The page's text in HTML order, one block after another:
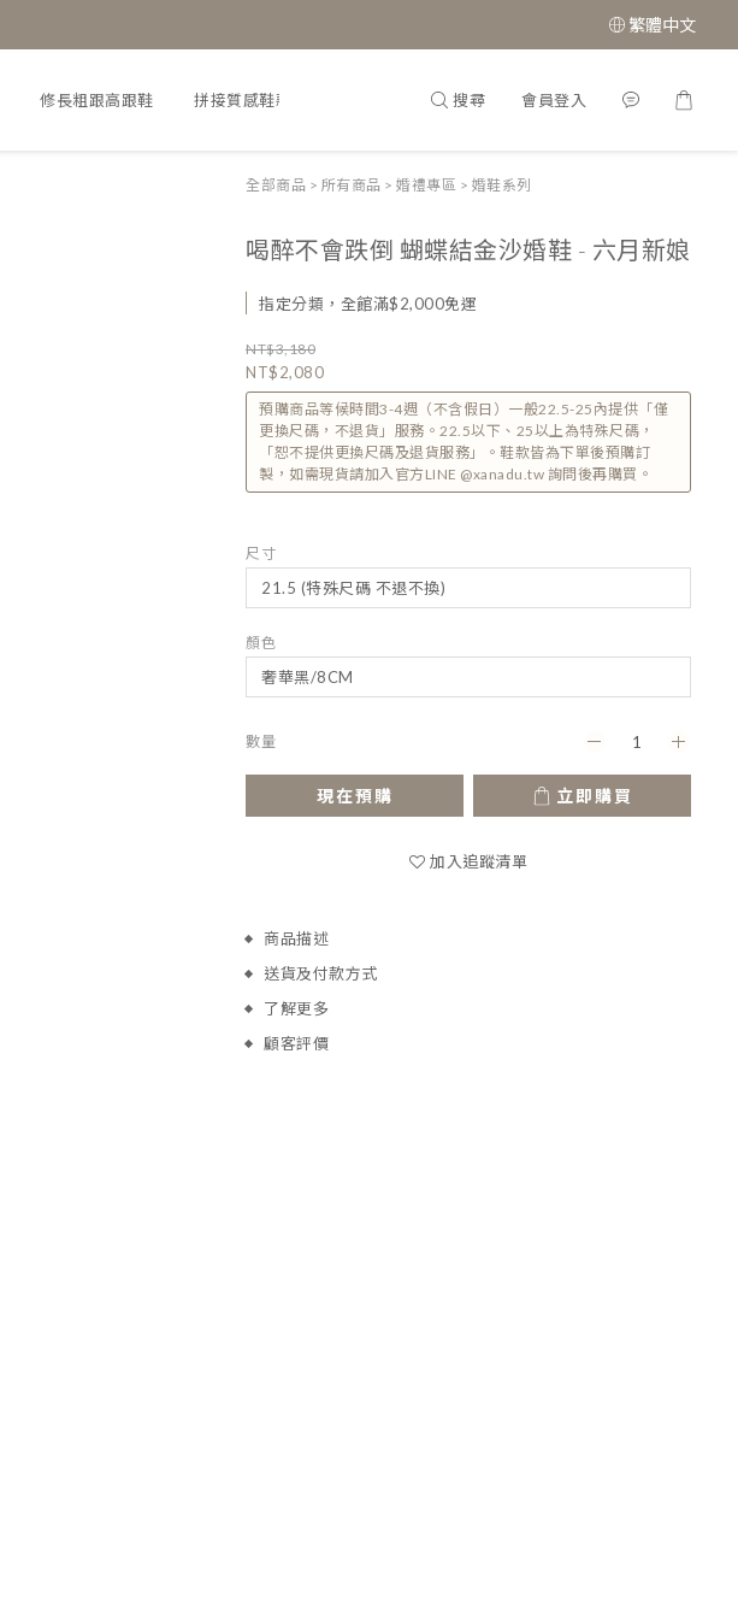
繁體中文
修長粗跟高跟鞋 拼接質感鞋款 搜尋 會員登入
全部商品 > 所有商品 > 婚禮專區 > 婚鞋系列
喝醉不會跌倒 蝴蝶結金沙婚鞋 - 六月新娘
指定分類，全館滿$2,000免運
NT$3,180
NT$2,080
預購商品等候時間3-4週（不含假日）一般22.5-25內提供「僅
更換尺碼，不退貨」服務。22.5以下、25以上為特殊尺碼，
「恕不提供更換尺碼及退貨服務」。鞋款皆為下單後預購訂
製，如需現貨請加入官方LINE @xanadu.tw 詢問後再購買。
尺寸
顏色
數量
現在預購 立即購買
加入追蹤清單
商品描述
送貨及付款方式
了解更多
顧客評價